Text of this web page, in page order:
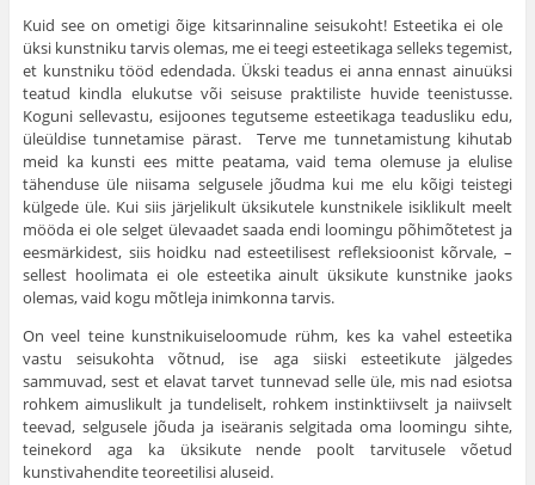
Kuid see on ometigi õige kitsarinnaline seisukoht! Esteetika ei ole
üksi kunstniku tarvis olemas, me ei teegi esteetikaga selleks tegemist,
et kunstniku tööd edendada. Ükski teadus ei anna ennast ainuüksi
teatud kindla elukutse või seisuse praktiliste huvide teenistusse.
Koguni sellevastu, esijoones tegutseme esteetikaga teadusliku edu,
üleüldise tunnetamise pärast. Terve me tunnetamistung kihutab
meid ka kunsti ees mitte peatama, vaid tema olemuse ja elulise
tähenduse üle niisama selgusele jõudma kui me elu kõigi teistegi
külgede üle. Kui siis järjelikult üksikutele kunstnikele isiklikult meelt
mööda ei ole selget ülevaadet saada endi loomingu põhimõtetest ja
eesmärkidest, siis hoidku nad esteetilisest refleksioonist kõrvale, –
sellest hoolimata ei ole esteetika ainult üksikute kunstnike jaoks
olemas, vaid kogu mõtleja inimkonna tarvis.
On veel teine kunstnikuiseloomude rühm, kes ka vahel esteetika
vastu seisukohta võtnud, ise aga siiski esteetikute jälgedes
sammuvad, sest et elavat tarvet tunnevad selle üle, mis nad esiotsa
rohkem aimuslikult ja tundeliselt, roh­kem instinktiivselt ja naiivselt
teevad, selgusele jõuda ja iseäranis selgitada oma loomingu sihte,
teinekord aga ka üksikute nende poolt tarvitusele võetud
kunstivahendite teo­reetilisi aluseid.